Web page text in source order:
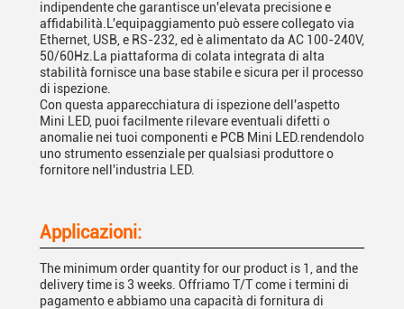
indipendente che garantisce un'elevata precisione e
affidabilità.L'equipaggiamento può essere collegato via
Ethernet, USB, e RS-232, ed è alimentato da AC 100-240V,
50/60Hz.La piattaforma di colata integrata di alta
stabilità fornisce una base stabile e sicura per il processo
di ispezione.
Con questa apparecchiatura di ispezione dell'aspetto
Mini LED, puoi facilmente rilevare eventuali difetti o
anomalie nei tuoi componenti e PCB Mini LED.rendendolo
uno strumento essenziale per qualsiasi produttore o
fornitore nell'industria LED.
Applicazioni:
The minimum order quantity for our product is 1, and the
delivery time is 3 weeks. Offriamo T/T come i termini di
pagamento e abbiamo una capacità di fornitura di